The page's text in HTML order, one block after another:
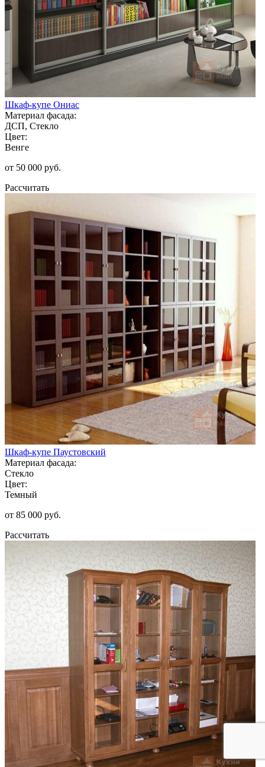
Шкаф-купе Ониас
Материал фасада:
ДСП, Стекло
Цвет:
Венге
от 50 000 руб.
Рассчитать
Шкаф-купе Паустовский
Материал фасада:
Стекло
Цвет:
Темный
от 85 000 руб.
Рассчитать